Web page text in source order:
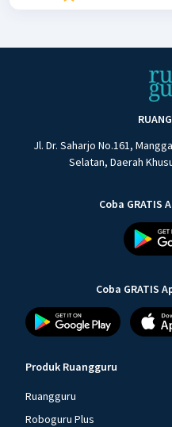
Jl. Dr. Saharjo No.161,
Selatan, Daerah
Coba GRATIS
Coba GRATIS
Produk Ruangguru
Ruangguru
Roboguru Plus